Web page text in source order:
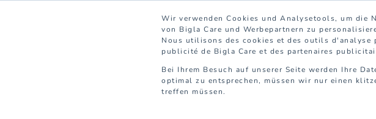
Wir verwenden Cookies und Analysetools, um die
von Bigla Care und Werbepartnern zu
Nous utilisons des cookies et des outils
publicité de Bigla Care et des partenaires
Bei Ihrem Besuch auf unserer Seite werden Ihre
optimal zu entsprechen, müssen wir nur einen
treffen müssen.
PFLEGE